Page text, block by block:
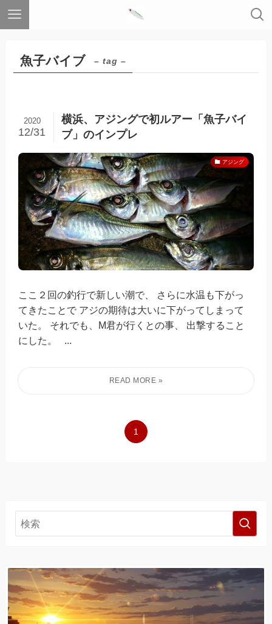
魚子バイブ – tag –
横浜、アジングで初ルアー「魚子バイ
ブ」のインプレ
2020
12/31
アジング
ここ２回の釣行で新しい潮で、 さらに水温も下がっ
てきたことで アジの期待は大いに下がってしまって
いた。 それでも、M君が行くとの事、 出撃すること
にした。 ...
1